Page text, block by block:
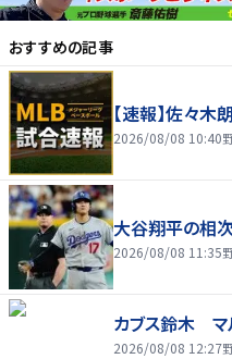
おすすめの記事
【速報】佐々
2026/08/08 10:40
大谷翔平の相
2026/08/08 11:35
カブス鈴木 マ
2026/08/08 12:27